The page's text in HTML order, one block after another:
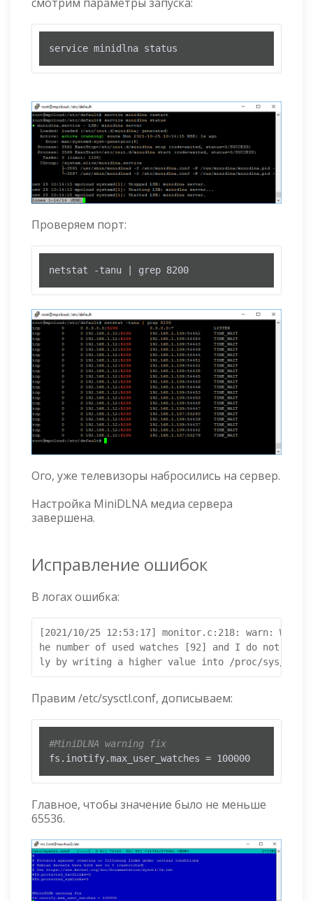
service minidlna status
Проверяем порт:
netstat -tanu | grep 8200
Ого, уже телевизоры набросились на сервер.
Настройка MiniDLNA медиа сервера
завершена.
Исправление ошибок
В логах ошибка:
[2021/10/25 12:53:17] monitor.c:218: warn:
he number of used watches [92] and I do not
ly by writing a higher value into /proc/sys/fs/
Правим /etc/sysctl.conf, дописываем:
#MiniDLNA warning fix
fs.inotify.max_user_watches = 100000
Главное, чтобы значение было не меньше
65536.